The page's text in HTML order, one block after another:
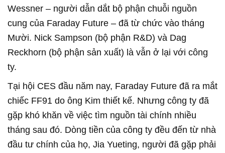
Wessner – người dẫn dắt bộ phận chuỗi nguồn
cung của Faraday Future – đã từ chức vào tháng
Mười. Nick Sampson (bộ phận R&D) và Dag
Reckhorn (bộ phận sản xuất) là vẫn ở lại với công
ty.
Tại hội CES đầu năm nay, Faraday Future đã ra mắt
chiếc FF91 do ông Kim thiết kế. Nhưng công ty đã
gặp khó khăn về việc tìm nguồn tài chính nhiều
tháng sau đó. Dòng tiền của công ty đều đến từ nhà
đầu tư chính của họ, Jia Yueting, người đã gặp phải